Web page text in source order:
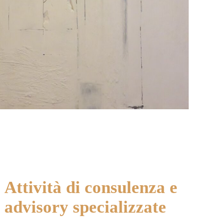
Attività di consulenza e
advisory specializzate